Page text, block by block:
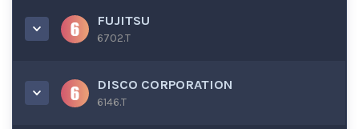
FUJITSU
6702.T
DISCO CORPORATION
6146.T